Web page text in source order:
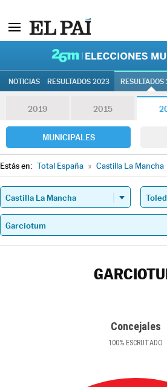
NOTICIAS RESULTADOS 2023
2019 2015
MUNICIPALES
Estás en: Total España » Castilla La Mancha
Concejales
100% ESCRUTADO